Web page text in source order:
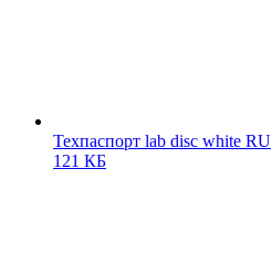
Техпаспорт lab disc white RU
121 КБ